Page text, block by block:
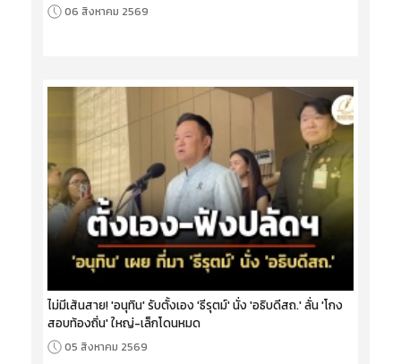
06 สิงหาคม 2569
ไม่มีเส้นสาย! 'อนุทิน' รับตั้งเอง 'ธีรุตม์' นั่ง 'อธิบดีสถ.' ลั่น 'โกง
สอบท้องถิ่น' ใหญ่-เล็กโดนหมด
05 สิงหาคม 2569